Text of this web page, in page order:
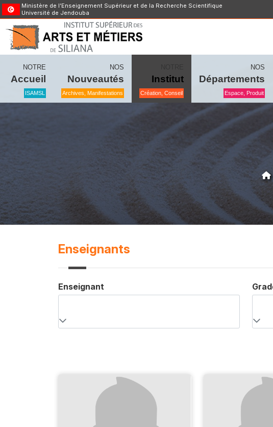
Ministère de l’Enseignement Supérieur et de la Recherche Scientifique
Université de Jendouba
NOTRE
Accueil
ISAMSL
NOS
Nouveautés
Archives, Manifestations
Institut
Création, Conseil
NOS
Départements
Espace, Produit
Enseignants
Enseignant